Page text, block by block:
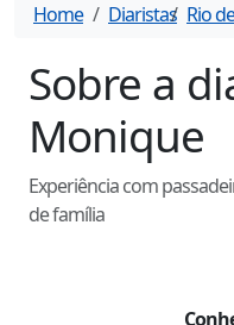
Home Diaristas Rio
Sobre a
Monique
Experiência com
de família